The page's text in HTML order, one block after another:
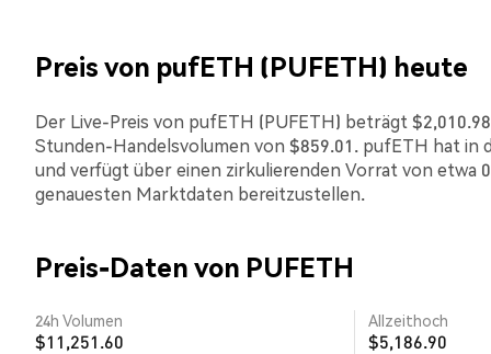
Preis von pufETH (PUFETH) heute
Der Live-Preis von pufETH (PUFETH) beträgt
Stunden-Handelsvolumen von $859.01. pufETH hat in
und verfügt über einen zirkulierenden Vorrat von etwa
genauesten Marktdaten bereitzustellen.
Preis-Daten von PUFETH
24h Volumen
$11,251.60
Allzeithoch
$5,186.90